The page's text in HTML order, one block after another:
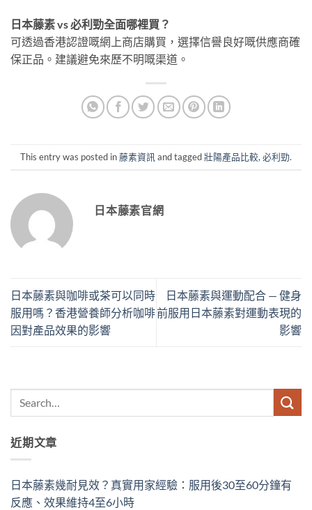
日本藤素 vs 必利勁全面哪裡買？
可透過香港認證嘅網上商店購買，選擇信譽良好嘅供應商確
保正品。建議避免來歷不明嘅渠道。
This entry was posted in藤素資訊 and tagged壯陽產品比較, 必利勁.
日本藤素官網
日本藤素與咖啡或茶可以同時
服用嗎？香港營養師分析咖啡
因對產品效果的影響
日本藤素與運動配合 — 健身
前服用日本藤素對運動表現的
影響
近期文章
日本藤素幾耐見效？真實用家經驗：服用後30至60分鐘有
反應、效果維持4至6小時